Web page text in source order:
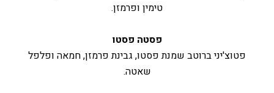
טימין ופרמזן.
פסטה פסטו
פטוצ'יני ברוטב שמנת פסטו, גבינת פרמזן, חמאה ופלפל
שאטה.